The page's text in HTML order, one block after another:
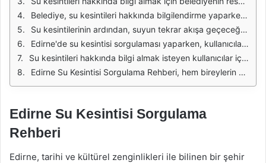
Belediye, su kesintileri hakkında bilgilendirme yaparken, kesintinin sebebi ve etkilenen bölgeleri de açıklamaktadır. Bu sayede, su kesintisi yaşayan bölgelerde yaşayan vatandaşlar, nerelerde su sıkıntısı yaşanacağını önceden bilerek gerekli önlemleri alabilirler. Su kesintileri genellikle altyapı çalışmaları, arızalar veya bakım işlemleri nedeniyle gerçekleşmektedir. Bu tür bilgilendirmeler, vatandaşların su tasarrufu yapmalarına da teşvik edici bir rol oynamaktadır.
Su kesintilerinin ardından, suyun tekrar akışa geçeceği zaman dilimi de önemli bir bilgidir. Belediyenin sağladığı bu bilgiler, kullanıcıların su ihtiyacını planlamalarına yardımcı olur. Aynı zamanda, suyun geri gelmesinin ardından suyun kalitesi hakkında da bilgilendirme yapılması, halk sağlığı açısından büyük bir önem taşır. Su kalitesinin kontrol edilmesi, olası sağlık sorunlarının önlenmesi için gereklidir.
Edirne'de su kesintisi sorgulaması yaparken, kullanıcıların dikkat etmesi gereken bazı önemli noktalar bulunmaktadır. Öncelikle, resmi kaynaklardan bilgi almak her zaman en doğrusu olacaktır. Ayrıca, su kesintisi süresince alternatif su kaynaklarının temin edilmesi de önerilmektedir. Su ihtiyacını karşılamak için önceden gerekli önlemleri almak, olası sorunları en aza indirmeye yardımcı olur.
Su kesintileri hakkında bilgi almak isteyen kullanıcılar için mobil uygulamalar da büyük bir kolaylık sağlamaktadır. Bu uygulamalar aracılığıyla, kesintiler hakkında anlık bildirimler almak mümkündür. Mobil uygulamalar, kullanıcıların su kesintilerini takip etmelerini kolaylaştırarak, günlük hayatlarındaki aksaklıkları en aza indirmektedir. Bu tür teknolojik çözümler, modern yaşamın gereklilikleri arasında yer almaktadır.
Edirne Su Kesintisi Sorgulama Rehberi, hem bireylerin hem de işletmelerin su kesintilerinden etkilenmemesi için önemli bir rehberlik sunmaktadır. Su kesintisi sürelerinin takip edilmesi, vatandaşların günlük yaşamlarını planlamalarına yardımcı olurken, belediyenin sağladığı bilgilendirme ve güncellemeler de toplumsal bir dayanışma oluşturur. Bu nedenle, su kesintisi ile ilgili bilgilere erişim, her birey için hayati bir önem taşımaktadır.
Edirne Su Kesintisi Sorgulama
Rehberi
Edirne, tarihi ve kültürel zenginlikleri ile bilinen bir şehir